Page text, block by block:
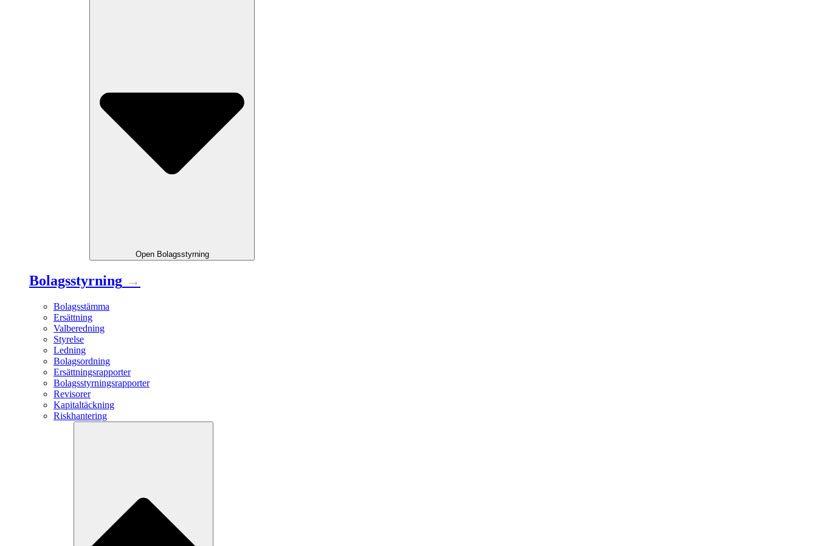
Open Bolagsstyrning
Bolagsstyrning →
Bolagsstämma
Ersättning
Valberedning
Styrelse
Ledning
Bolagsordning
Ersättningsrapporter
Bolagsstyrningsrapporter
Revisorer
Kapitaltäckning
Riskhantering